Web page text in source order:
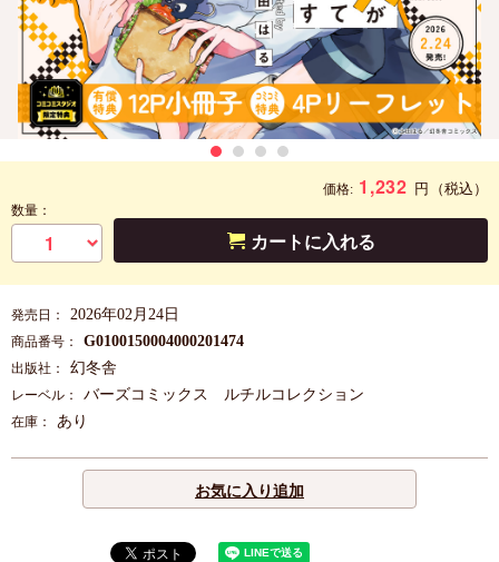
価格: 1,232 円 （税込）
数量：
カートに入れる
発売日： 2026年02月24日
商品番号： G0100150004000201474
出版社： 幻冬舎
レーベル： バーズコミックス ルチルコレクション
在庫： あり
お気に入り追加